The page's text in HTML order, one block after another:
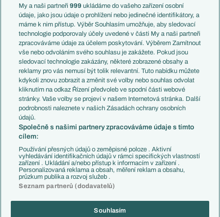
Témata
Představení týmů MS
EuroSkauting
PL v kostce
Evropské koeficienty
Přestupy
Přestupové spekulace
Zranění
Kluby
Arsenal FC
Chelsea FC
Manchester United
AC Milán
Juventus FC
Bayern Mnichov
FC Barcelona
Real Madrid
Francie
Itálie
Německo
Španělsko
Argentina
Brazílie
Přestupy
Zápasy
Livescore
Tipovací soutěž
My a naši partneři999 ukládáme do vašeho zařízení osobní
údaje, jako jsou údaje o prohlížení nebo jedinečné identifikátory, a
máme k nim přístup. Výběr Souhlasím umožňuje, aby sledovací
technologie podporovaly účely uvedené v části My a naši partneři
zpracováváme údaje za účelem poskytování. Výběrem Zamítnout
vše nebo odvoláním svého souhlasu je zakážete. Pokud jsou
sledovací technologie zakázány, některé zobrazené obsahy a
reklamy pro vás nemusí být tolik relevantní. Tuto nabídku můžete
kdykoli znovu zobrazit a změnit své volby nebo souhlas odvolat
kliknutím na odkaz Řízení předvoleb ve spodní části webové
stránky. Vaše volby se projeví v našem Internetová stránka. Další
podrobnosti naleznete v našich Zásadách ochrany osobních
údajů.
Společně s našimi partnery zpracováváme údaje s tímto
cílem:
Používání přesných údajů o zeměpisné poloze . Aktivní
vyhledávání identifikačních údajů v rámci specifických vlastností
zařízení . Ukládání a/nebo přístup k informacím v zařízení .
Personalizovaná reklama a obsah, měření reklam a obsahu,
průzkum publika a rozvoj služeb .
Seznam partnerů (dodavatelů)
Souhlasím